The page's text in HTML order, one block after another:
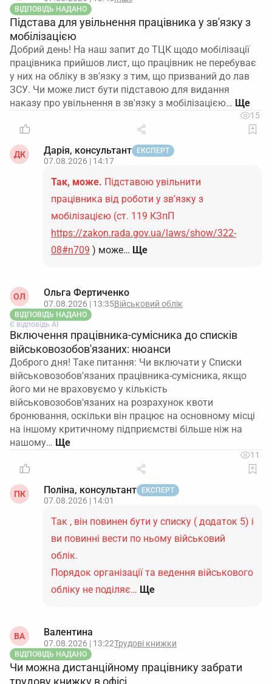
ВІДПОВІДЬ НАДАНО
Підстава для увільнення працівника у зв'язку з
мобілізацією
Добрий день! На наш запит до ТЦК щодо мобілізації
працівника прийшов лист, що працівник не перебуває
у них на обліку в зв'язку з тим, що призваний до лав
ЗСУ. Чи може лист бути підставою для видання
наказу про увільнення в зв'язку з мобілізацією…
15
ДК Дарія, консультант ЕКСПЕРТ
07.08.2026 | 14:17
Так, може. Підставою увільнити
працівника від роботи у зв’язку з
мобілізацією (ст. 119 КЗпП
https://zakon.rada.gov.ua/laws/show/322-
08#n709 ) може… Ще
ОЛ Ольга Фертиченко
07.08.2026 | 13:35Військовий облік
ВІДПОВІДЬ НАДАНО
Є відповідь АІ
Включення працівника-сумісника до списків
військовозобов'язаних: нюанси
Доброго дня! Таке питання: Чи включати у Списки
військовозобов'язаних працівника-сумісника, якщо
його ми не враховуємо у кількість
військовозобов'язаних на розрахунок квоти
бронювання, оскільки він працює на основному місці
на іншому критичному підприємстві більше ніж на
нашому…
11
ПК Поліна, консультант ЕКСПЕРТ
07.08.2026 | 14:01
Так , він повинен бути у списку ( додаток 5) і
ви повинні вести по ньому військовий
облік.
Порядок організації та ведення військового
обліку не поділяє… Ще
ВА Валентина
07.08.2026 | 13:22Трудові книжки
ВІДПОВІДЬ НАДАНО
Чи можна дистанційному працівнику забрати
трудову книжку в офісі